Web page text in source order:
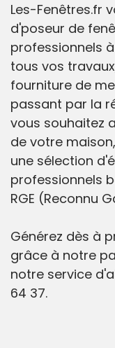
Les-Fenêtres.fr
d'poseur de
professionnels
tous vos
fourniture de
passant par la
vous souhaitez
de votre
une sélection
professionnels
RGE (Reconnu
Générez dès à
grâce à notre
notre service
64 37.